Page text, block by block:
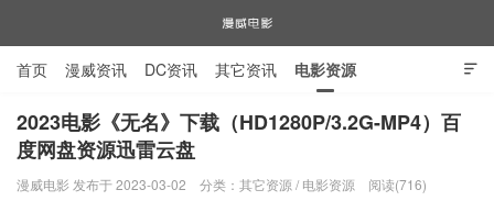
漫威电影

首页 漫威资讯 DC资讯 其它资讯 电影资源
电视剧资源 漫威图片
2023电影《无名》下载（HD1280P/3.2G-MP4）百
度网盘资源迅雷云盘
漫威电影 发布于 2023-03-02 分类： 其它资源 / 电影资源 阅读(716)